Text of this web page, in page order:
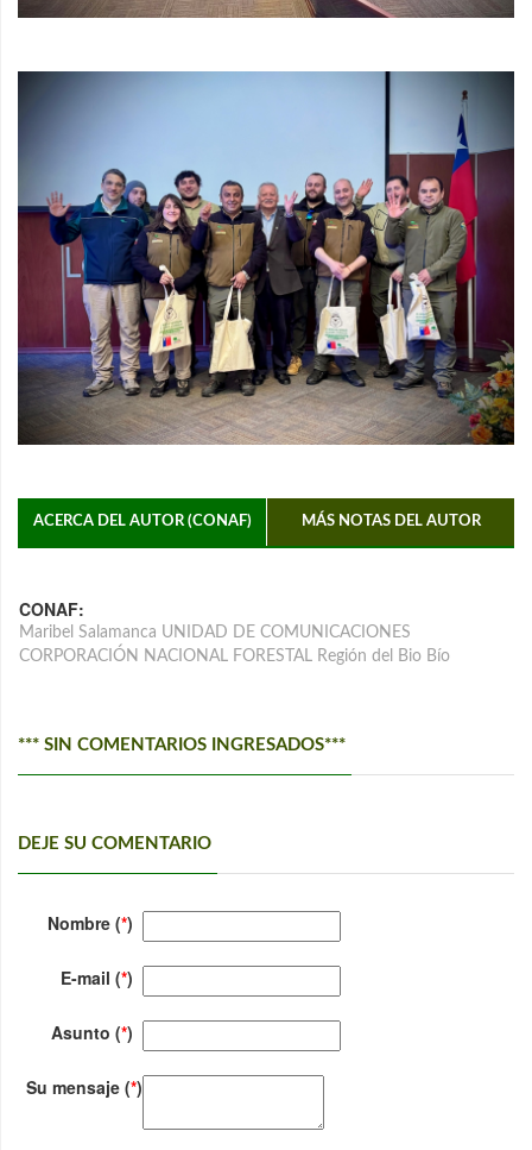
ACERCA DEL AUTOR (CONAF) MÁS NOTAS DEL AUTOR
CONAF:
Maribel Salamanca UNIDAD DE COMUNICACIONES
CORPORACIÓN NACIONAL FORESTAL Región del Bio Bío
*** SIN COMENTARIOS INGRESADOS***
DEJE SU COMENTARIO
Nombre (*)
E-mail (*)
Asunto (*)
Su mensaje (*)